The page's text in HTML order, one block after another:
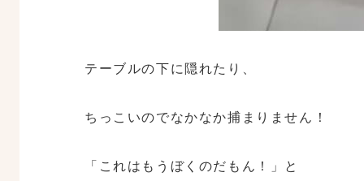
テーブルの下に隠れたり、
ちっこいのでなかなか捕まりません！
「これはもうぼくのだもん！」と